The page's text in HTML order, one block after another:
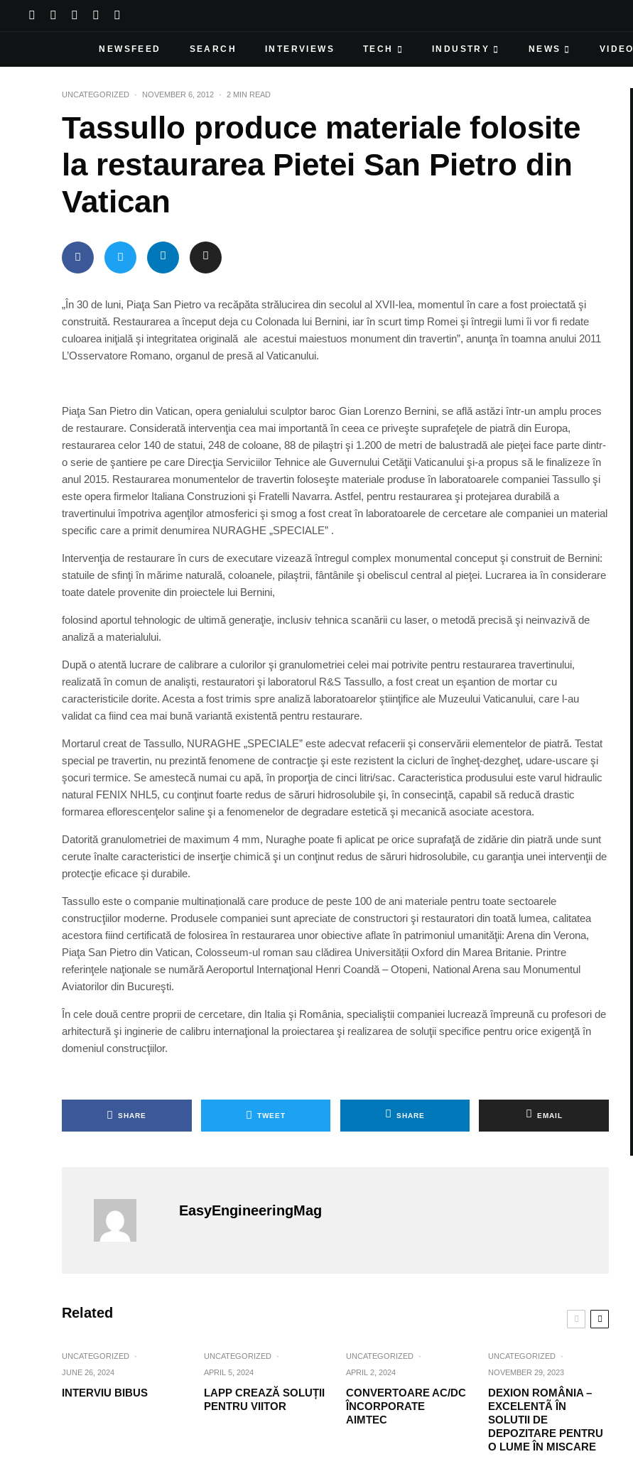
NEWSFEED SEARCH INTERVIEWS TECH INDUSTRY NEWS VIDEO
UNCATEGORIZED · NOVEMBER 6, 2012 · 2 MIN READ
Tassullo produce materiale folosite
la restaurarea Pietei San Pietro din
Vatican
„În 30 de luni, Piaţa San Pietro va recăpăta strălucirea din secolul al XVII-lea, momentul în care a fost proiectată şi
construită. Restaurarea a început deja cu Colonada lui Bernini, iar în scurt timp Romei şi întregii lumi îi vor fi redate
culoarea iniţială şi integritatea originală ale acestui maiestuos monument din travertin”, anunţa în toamna anului 2011
L’Osservatore Romano, organul de presă al Vaticanului.
Piaţa San Pietro din Vatican, opera genialului sculptor baroc Gian Lorenzo Bernini, se află astăzi într-un amplu proces
de restaurare. Considerată intervenţia cea mai importantă în ceea ce priveşte suprafeţele de piatră din Europa,
restaurarea celor 140 de statui, 248 de coloane, 88 de pilaştri şi 1.200 de metri de balustradă ale pieţei face parte dintr-
o serie de şantiere pe care Direcţia Serviciilor Tehnice ale Guvernului Cetăţii Vaticanului şi-a propus să le finalizeze în
anul 2015. Restaurarea monumentelor de travertin foloseşte materiale produse în laboratoarele companiei Tassullo şi
este opera firmelor Italiana Construzioni şi Fratelli Navarra. Astfel, pentru restaurarea şi protejarea durabilă a
travertinului împotriva agenţilor atmosferici şi smog a fost creat în laboratoarele de cercetare ale companiei un material
specific care a primit denumirea NURAGHE „SPECIALE” .
Intervenţia de restaurare în curs de executare vizează întregul complex monumental conceput şi construit de Bernini:
statuile de sfinţi în mărime naturală, coloanele, pilaştrii, fântânile şi obeliscul central al pieţei. Lucrarea ia în considerare
toate datele provenite din proiectele lui Bernini,
folosind aportul tehnologic de ultimă generaţie, inclusiv tehnica scanării cu laser, o metodă precisă şi neinvazivă de
analiză a materialului.
După o atentă lucrare de calibrare a culorilor şi granulometriei celei mai potrivite pentru restaurarea travertinului,
realizată în comun de analişti, restauratori şi laboratorul R&S Tassullo, a fost creat un eşantion de mortar cu
caracteristicile dorite. Acesta a fost trimis spre analiză laboratoarelor ştiinţifice ale Muzeului Vaticanului, care l-au
validat ca fiind cea mai bună variantă existentă pentru restaurare.
Mortarul creat de Tassullo, NURAGHE „SPECIALE” este adecvat refacerii şi conservării elementelor de piatră. Testat
special pe travertin, nu prezintă fenomene de contracţie şi este rezistent la cicluri de îngheţ-dezgheţ, udare-uscare şi
şocuri termice. Se amestecă numai cu apă, în proporţia de cinci litri/sac. Caracteristica produsului este varul hidraulic
natural FENIX NHL5, cu conţinut foarte redus de săruri hidrosolubile şi, în consecinţă, capabil să reducă drastic
formarea eflorescenţelor saline şi a fenomenelor de degradare estetică şi mecanică asociate acestora.
Datorită granulometriei de maximum 4 mm, Nuraghe poate fi aplicat pe orice suprafaţă de zidărie din piatră unde sunt
cerute înalte caracteristici de inserţie chimică şi un conţinut redus de săruri hidrosolubile, cu garanţia unei intervenţii de
protecţie eficace şi durabile.
Tassullo este o companie multinațională care produce de peste 100 de ani materiale pentru toate sectoarele
construcţiilor moderne. Produsele companiei sunt apreciate de constructori şi restauratori din toată lumea, calitatea
acestora fiind certificată de folosirea în restaurarea unor obiective aflate în patrimoniul umanităţii: Arena din Verona,
Piaţa San Pietro din Vatican, Colosseum-ul roman sau clădirea Universității Oxford din Marea Britanie. Printre
referinţele naţionale se numără Aeroportul Internaţional Henri Coandă – Otopeni, National Arena sau Monumentul
Aviatorilor din Bucureşti.
În cele două centre proprii de cercetare, din Italia şi România, specialiştii companiei lucrează împreună cu profesori de
arhitectură şi inginerie de calibru internaţional la proiectarea şi realizarea de soluţii specifice pentru orice exigenţă în
domeniul construcţiilor.
SHARE TWEET SHARE EMAIL
EasyEngineeringMag
Related
UNCATEGORIZED
·
JUNE 26, 2024
INTERVIU BIBUS
UNCATEGORIZED
·
APRIL 5, 2024
LAPP CREAZĂ SOLUȚII
PENTRU VIITOR
UNCATEGORIZED
·
APRIL 2, 2024
CONVERTOARE AC/DC
ÎNCORPORATE
AIMTEC
UNCATEGORIZED
·
NOVEMBER 29, 2023
DEXION ROMÂNIA –
EXCELENTÃ ÎN
SOLUTII DE
DEPOZITARE PENTRU
O LUME ÎN MISCARE